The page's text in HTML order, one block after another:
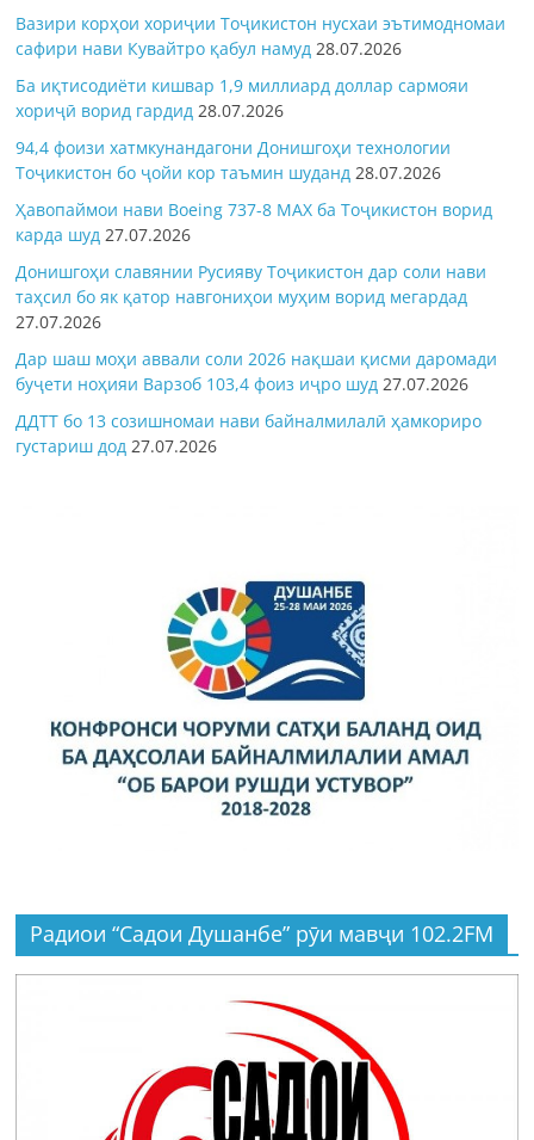
Вазири корҳои хориҷии Тоҷикистон нусхаи эътимодномаи
сафири нави Кувайтро қабул намуд 28.07.2026
Ба иқтисодиёти кишвар 1,9 миллиард доллар сармояи
хориҷӣ ворид гардид 28.07.2026
94,4 фоизи хатмкунандагони Донишгоҳи технологии
Тоҷикистон бо ҷойи кор таъмин шуданд 28.07.2026
Ҳавопаймои нави Boeing 737-8 MAX ба Тоҷикистон ворид
карда шуд 27.07.2026
Донишгоҳи славянии Русияву Тоҷикистон дар соли нави
таҳсил бо як қатор навгониҳои муҳим ворид мегардад
27.07.2026
Дар шаш моҳи аввали соли 2026 нақшаи қисми даромади
буҷети ноҳияи Варзоб 103,4 фоиз иҷро шуд 27.07.2026
ДДТТ бо 13 созишномаи нави байналмилалӣ ҳамкориро
густариш дод 27.07.2026
Радиои “Садои Душанбе” рӯи мавҷи 102.2FM